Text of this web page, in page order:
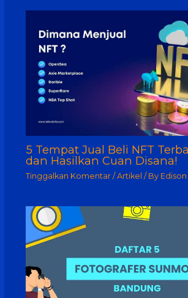
5 Tempat Jual Beli NFT
dan Hasilkan Cuan Disana!
Tinggalkan Komentar / Artikel / By Edison